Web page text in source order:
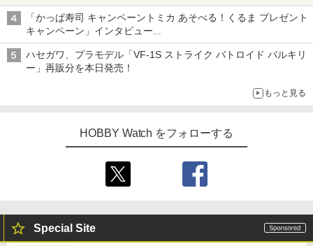
【ガンダムベース撮り下ろし】
「かっぱ寿司 キャンペーントミカ あそべる！くるま プレゼント
キャンペーン」インタビュー
子どもが楽しめるかっぱ寿司ならではの体験とコラボの楽しさを
追求
ハセガワ、プラモデル「VF-1S ストライク バトロイド バルキリ
ー」再販分を本日発売！
もっと見る
HOBBY Watch をフォローする
Special Site